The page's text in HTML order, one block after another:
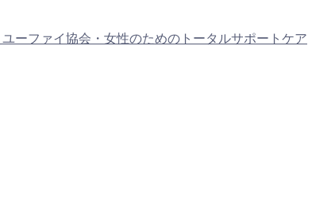
ユーファイ協会・女性のためのトータルサポートケア